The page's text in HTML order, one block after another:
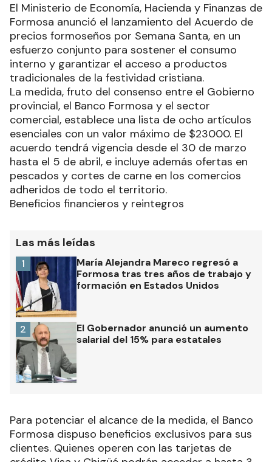
El Ministerio de Economía, Hacienda y Finanzas de
Formosa anunció el lanzamiento del Acuerdo de
precios formoseños por Semana Santa, en un
esfuerzo conjunto para sostener el consumo
interno y garantizar el acceso a productos
tradicionales de la festividad cristiana.
La medida, fruto del consenso entre el Gobierno
provincial, el Banco Formosa y el sector
comercial, establece una lista de ocho artículos
esenciales con un valor máximo de $23000. El
acuerdo tendrá vigencia desde el 30 de marzo
hasta el 5 de abril, e incluye además ofertas en
pescados y cortes de carne en los comercios
adheridos de todo el territorio.
Beneficios financieros y reintegros
Las más leídas
María Alejandra Mareco regresó a
Formosa tras tres años de trabajo y
formación en Estados Unidos
1
El Gobernador anunció un aumento
salarial del 15% para estatales
2
Para potenciar el alcance de la medida, el Banco
Formosa dispuso beneficios exclusivos para sus
clientes. Quienes operen con las tarjetas de